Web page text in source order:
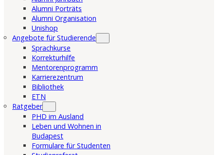
Alumni Porträts
Alumni Organisation
Unishop
Angebote für Studierende
Sprachkurse
Korrekturhilfe
Mentorenprogramm
Karrierezentrum
Bibliothek
ETN
Ratgeber
PHD im Ausland
Leben und Wohnen in
Budapest
Formulare für Studenten